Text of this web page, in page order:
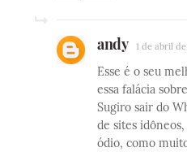
andy 1 de abril
Esse é o seu
essa falácia
Sugiro sair do
de sites
ódio, como